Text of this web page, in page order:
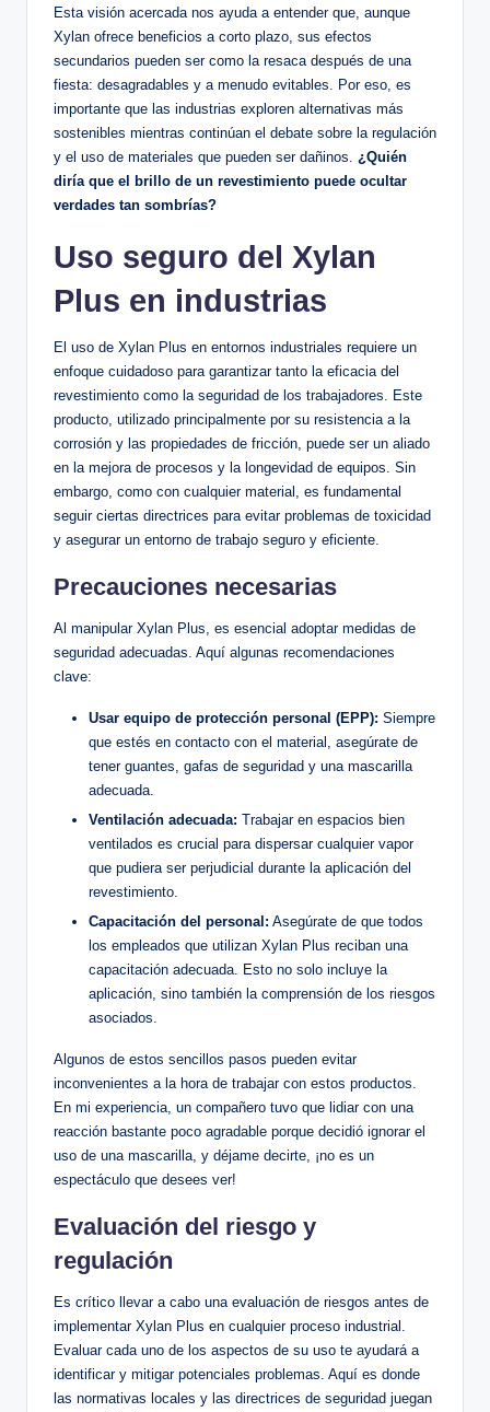
Esta‌ visión acercada nos ayuda ⁣a ⁤entender que,‍ aunque
Xylan ofrece beneficios a corto plazo,‍ sus efectos
secundarios pueden ser como la resaca después de una
fiesta: ‌desagradables y a menudo ⁣evitables. Por⁢ eso, es
importante que las⁢ industrias exploren alternativas más⁤
sostenibles ‌mientras continúan el debate sobre la regulación
y el uso⁤ de materiales que pueden ⁤ser dañinos. ¿Quién
diría que el brillo de ⁢un revestimiento ⁣puede ocultar​
verdades tan sombrías?
Uso seguro del‍ Xylan
Plus ⁢en industrias
El uso de Xylan Plus en entornos industriales⁣ requiere un
enfoque cuidadoso para ​garantizar tanto la eficacia del
revestimiento como la seguridad de los trabajadores. Este
producto, utilizado‌ principalmente ⁣por ⁣su resistencia a la
corrosión y las propiedades de fricción, puede ser un aliado​
en ​la mejora de procesos y⁣ la‌ longevidad⁤ de equipos. ⁣Sin
embargo,‍ como⁢ con cualquier material,⁢ es ⁣fundamental⁢
seguir ciertas directrices‍ para evitar problemas⁢ de toxicidad
y asegurar ‌un entorno de ⁣trabajo seguro ‍y eficiente.
Precauciones⁢ necesarias
Al manipular Xylan Plus, es esencial ‌adoptar medidas de
seguridad adecuadas.⁣ Aquí algunas recomendaciones
clave:
Usar equipo de ‍protección personal (EPP): Siempre
que estés en contacto con el material, ⁣asegúrate ⁢de
tener guantes,‌ gafas de seguridad y⁣ una mascarilla
⁣adecuada.
Ventilación adecuada: Trabajar⁣ en ​espacios​ bien
ventilados es crucial ‍para dispersar cualquier vapor
que ‍pudiera⁤ ser perjudicial durante la aplicación del
revestimiento.
Capacitación del personal: Asegúrate⁣ de que todos
los empleados que utilizan Xylan Plus reciban‍ una
capacitación adecuada. ‍Esto no ‍solo ⁢incluye la
aplicación, ⁤sino​ también la comprensión​ de ⁤los riesgos
asociados.
Algunos de estos sencillos ‍pasos pueden evitar​
inconvenientes ⁢a la hora de trabajar con estos productos.
En⁢ mi experiencia, ​un ​compañero ⁣tuvo ‌que lidiar con una⁤
reacción bastante ​poco agradable porque‌ decidió ignorar el⁢
uso de ​una mascarilla, y déjame decirte, ¡no es un
espectáculo que desees ‌ver!
Evaluación del⁣ riesgo y
regulación
Es crítico llevar ⁤a cabo‍ una evaluación de riesgos antes ‍de
implementar Xylan⁣ Plus en‌ cualquier ⁣proceso industrial.
Evaluar cada uno de⁣ los aspectos de su uso⁣ te ayudará a
identificar y ‍mitigar potenciales problemas. Aquí es donde‍
las normativas locales y las directrices de ⁣seguridad‌ juegan‍